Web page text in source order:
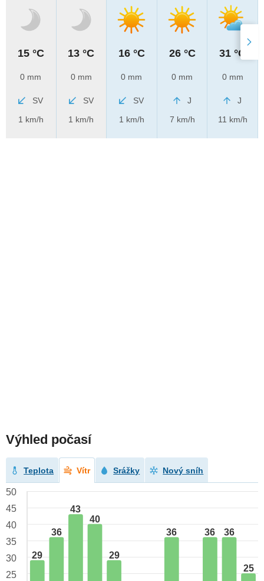
15 °C
0 mm
SV
1 km/h
13 °C
0 mm
SV
1 km/h
16 °C
0 mm
SV
1 km/h
26 °C
0 mm
J
7 km/h
31 °C
0 mm
J
11 km/h
Výhled počasí
Teplota Vítr Srážky Nový sníh
29
36
43
40
29
36 36 36
25
50
45
40
35
30
25